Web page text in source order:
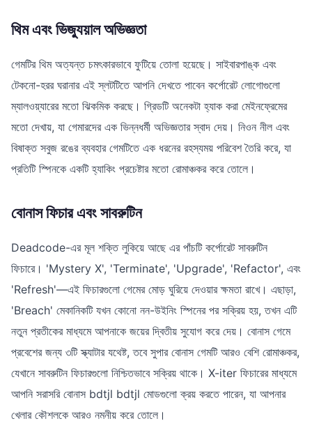
থিম এবং ভিজ্যুয়াল অভিজ্ঞতা
গেমটির থিম অত্যন্ত চমৎকারভাবে ফুটিয়ে তোলা হয়েছে। সাইবারপাঙ্ক এবং
টেকনো-হরর ঘরানার এই স্লটটিতে আপনি দেখতে পাবেন কর্পোরেট লোগোগুলো
ম্যালওয়্যারের মতো ঝিকমিক করছে। গ্রিডটি অনেকটা হ্যাক করা মেইনফ্রেমের
মতো দেখায়, যা গেমারদের এক ভিন্নধর্মী অভিজ্ঞতার স্বাদ দেয়। নিওন নীল এবং
বিষাক্ত সবুজ রঙের ব্যবহার গেমটিতে এক ধরনের রহস্যময় পরিবেশ তৈরি করে, যা
প্রতিটি স্পিনকে একটি হ্যাকিং প্রচেষ্টার মতো রোমাঞ্চকর করে তোলে।
বোনাস ফিচার এবং সাবরুটিন
Deadcode-এর মূল শক্তি লুকিয়ে আছে এর পাঁচটি কর্পোরেট সাবরুটিন
ফিচারে। 'Mystery X', 'Terminate', 'Upgrade', 'Refactor', এবং
'Refresh'—এই ফিচারগুলো গেমের মোড় ঘুরিয়ে দেওয়ার ক্ষমতা রাখে। এছাড়া,
'Breach' মেকানিকটি যখন কোনো নন-উইনিং স্পিনের পর সক্রিয় হয়, তখন এটি
নতুন প্রতীকের মাধ্যমে আপনাকে জয়ের দ্বিতীয় সুযোগ করে দেয়। বোনাস গেমে
প্রবেশের জন্য ৩টি স্ক্যাটার যথেষ্ট, তবে সুপার বোনাস গেমটি আরও বেশি রোমাঞ্চকর,
যেখানে সাবরুটিন ফিচারগুলো নিশ্চিতভাবে সক্রিয় থাকে। X-iter ফিচারের মাধ্যমে
আপনি সরাসরি বোনাস bdtjl bdtjl মোডগুলো ক্রয় করতে পারেন, যা আপনার
খেলার কৌশলকে আরও নমনীয় করে তোলে।